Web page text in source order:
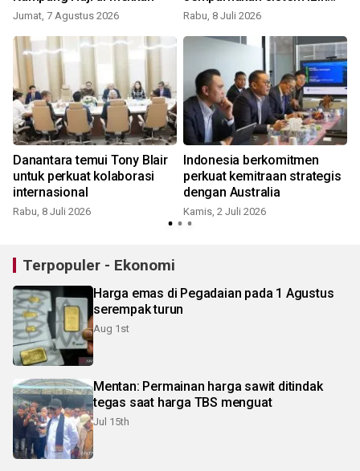
Jumat, 7 Agustus 2026
berusaha
Rabu, 8 Juli 2026
Danantara temui Tony Blair
untuk perkuat kolaborasi
internasional
Rabu, 8 Juli 2026
Indonesia berkomitmen
perkuat kemitraan strategis
dengan Australia
Kamis, 2 Juli 2026
Terpopuler - Ekonomi
Harga emas di Pegadaian pada 1 Agustus
serempak turun
Aug 1st
Mentan: Permainan harga sawit ditindak
tegas saat harga TBS menguat
Jul 15th